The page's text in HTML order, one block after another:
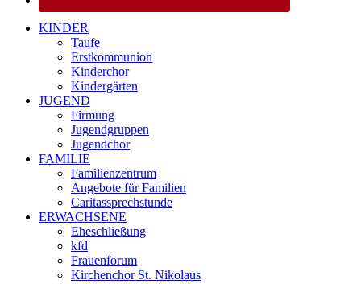
KINDER
Taufe
Erstkommunion
Kinderchor
Kindergärten
JUGEND
Firmung
Jugendgruppen
Jugendchor
FAMILIE
Familienzentrum
Angebote für Familien
Caritassprechstunde
ERWACHSENE
Eheschließung
kfd
Frauenforum
Kirchenchor St. Nikolaus